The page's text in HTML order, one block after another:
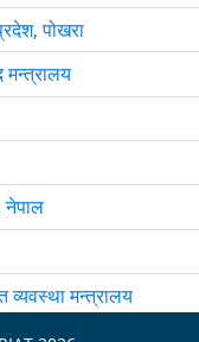
पोखरा
नेपाल
व्यवस्था मन्त्रालय